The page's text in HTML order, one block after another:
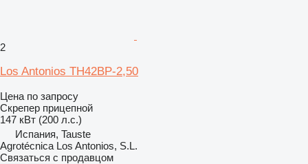
2
Los Antonios TH42BP-2,50
Цена по запросу
Скрепер прицепной
147 кВт (200 л.с.)
Испания, Tauste
Agrotécnica Los Antonios, S.L.
Связаться с продавцом